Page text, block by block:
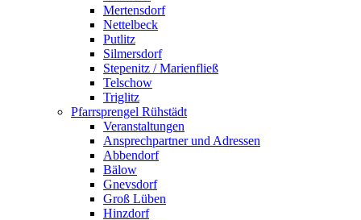
Mertensdorf
Nettelbeck
Putlitz
Silmersdorf
Stepenitz / Marienfließ
Telschow
Triglitz
Pfarrsprengel Rühstädt
Veranstaltungen
Ansprechpartner und Adressen
Abbendorf
Bälow
Gnevsdorf
Groß Lüben
Hinzdorf